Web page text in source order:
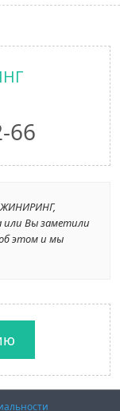
66
или Вы заметили
этом и мы